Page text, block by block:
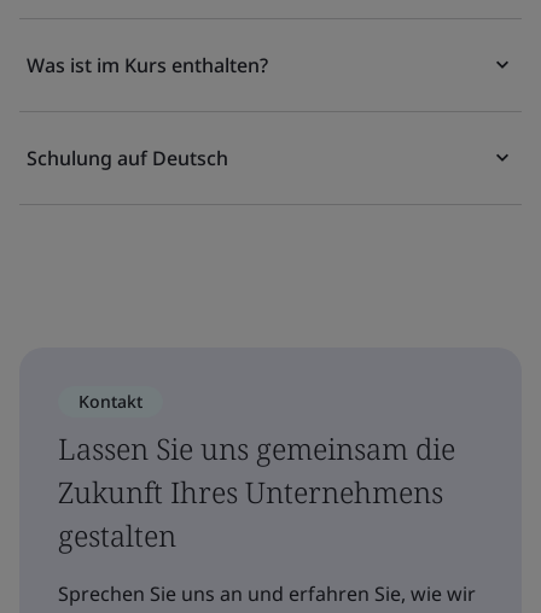
Was ist im Kurs enthalten?
Schulung auf Deutsch
Kontakt
Lassen Sie uns gemeinsam die
Zukunft Ihres Unternehmens
gestalten
Sprechen Sie uns an und erfahren Sie, wie wir